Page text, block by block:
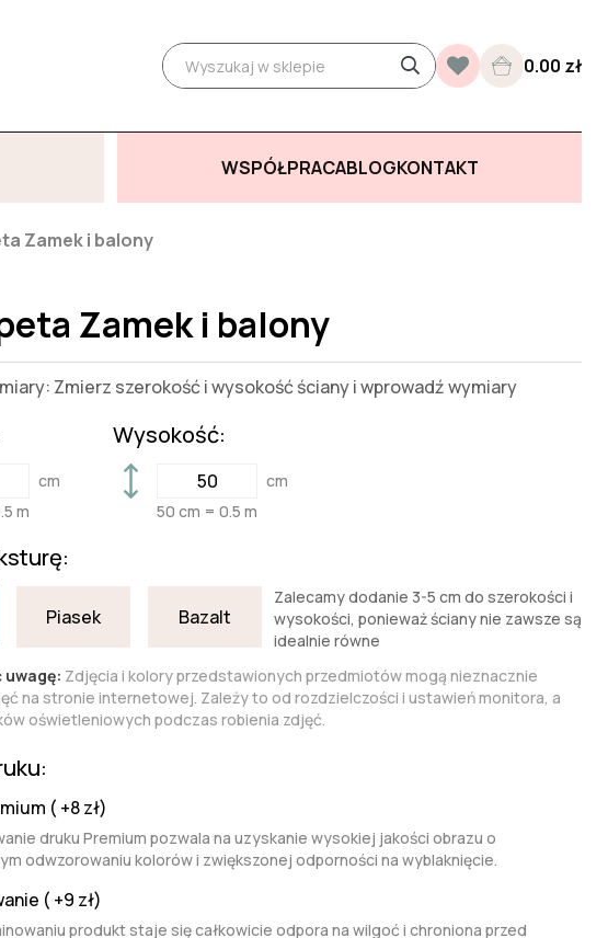
0.00 zł
WSPÓŁPRACABLOGKONTAKT
Zamek i balony
Zamek i balony
Zmierz szerokość i wysokość ściany i wprowadź wymiary
cm
m
Wysokość:
cm
50 cm = 0.5 m
Piasek Bazalt
Zalecamy dodanie 3-5 cm do szerokości i
wysokości, ponieważ ściany nie zawsze są
idealnie równe
uwagę: Zdjęcia i kolory przedstawionych przedmiotów mogą nieznacznie
na stronie internetowej. Zależy to od rozdzielczości i ustawień monitora, a
oświetleniowych podczas robienia zdjęć.
( +8zł)
druku Premium pozwala na uzyskanie wysokiej jakości obrazu o
odwzorowaniu kolorów i zwiększonej odporności na wyblaknięcie.
( +9 zł)
produkt staje się całkowicie odpora na wilgoć i chroniona przed